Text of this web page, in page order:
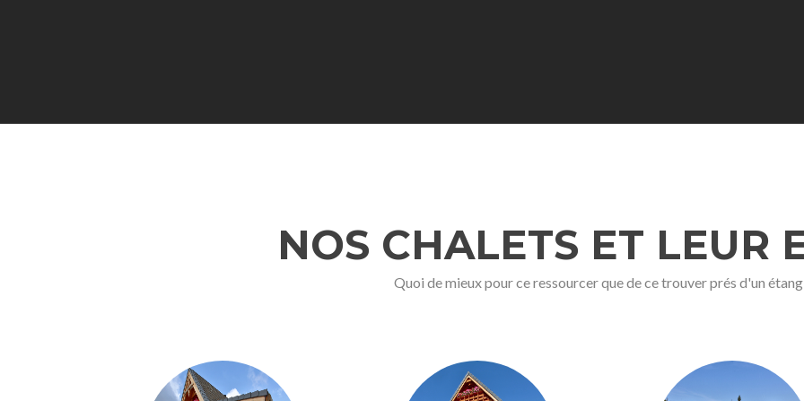
NOS CHALETS ET LEUR
Quoi de mieux pour ce ressourcer que de ce trouver prés d'un étang